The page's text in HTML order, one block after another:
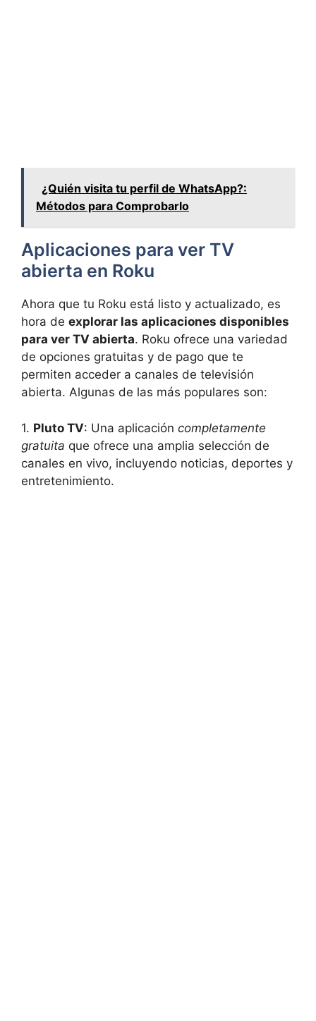
¿Quién visita tu perfil de WhatsApp?:
Métodos para Comprobarlo
Aplicaciones para ver TV
abierta en Roku
Ahora que tu Roku está listo y actualizado, es
hora de explorar las aplicaciones disponibles
para ver TV abierta. Roku ofrece una variedad
de opciones gratuitas y de pago que te
permiten acceder a canales de televisión
abierta. Algunas de las más populares son:
1. Pluto TV: Una aplicación completamente
gratuita que ofrece una amplia selección de
canales en vivo, incluyendo noticias, deportes y
entretenimiento.